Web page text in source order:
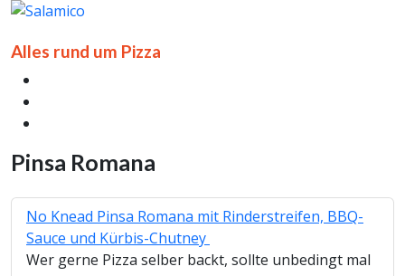
Alles rund um Pizza
Pinsa Romana
No Knead Pinsa Romana mit Rinderstreifen, BBQ-
Sauce und Kürbis-Chutney
Wer gerne Pizza selber backt, sollte unbedingt mal